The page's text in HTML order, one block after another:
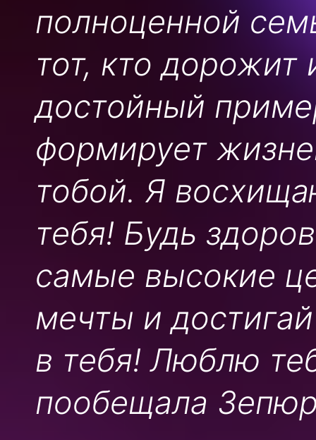
полноценной
тот, кто
достойный
формирует
тобой. Я
тебя! Будь
самые высокие
мечты и
в тебя! Люблю
пообещала